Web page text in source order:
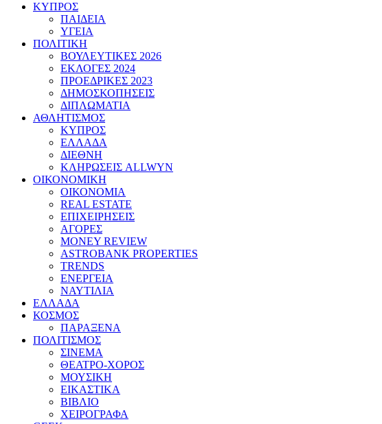
ΚΥΠΡΟΣ
ΠΑΙΔΕΙΑ
ΥΓΕΙΑ
ΠΟΛΙΤΙΚΗ
ΒΟΥΛΕΥΤΙΚΕΣ 2026
ΕΚΛΟΓΕΣ 2024
ΠΡΟΕΔΡΙΚΕΣ 2023
ΔΗΜΟΣΚΟΠΗΣΕΙΣ
ΔΙΠΛΩΜΑΤΙΑ
ΑΘΛΗΤΙΣΜΟΣ
ΚΥΠΡΟΣ
ΕΛΛΑΔΑ
ΔΙΕΘΝΗ
ΚΛΗΡΩΣΕΙΣ ALLWYN
ΟΙΚΟΝΟΜΙΚΗ
ΟΙΚΟΝΟΜΙΑ
REAL ESTATE
ΕΠΙΧΕΙΡΗΣΕΙΣ
ΑΓΟΡΕΣ
MONEY REVIEW
ASTROBANK PROPERTIES
TRENDS
ΕΝΕΡΓΕΙΑ
ΝΑΥΤΙΛΙΑ
ΕΛΛΑΔΑ
ΚΟΣΜΟΣ
ΠΑΡΑΞΕΝΑ
ΠΟΛΙΤΙΣΜΟΣ
ΣΙΝΕΜΑ
ΘΕΑΤΡΟ-ΧΟΡΟΣ
ΜΟΥΣΙΚΗ
ΕΙΚΑΣΤΙΚΑ
ΒΙΒΛΙΟ
ΧΕΙΡΟΓΡΑΦΑ